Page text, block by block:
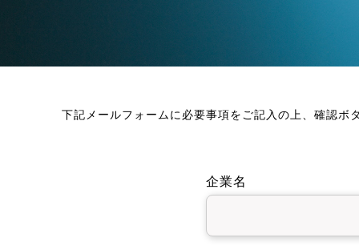
下記メールフォームに必要事項をご記入の上、確認ボ
企業名